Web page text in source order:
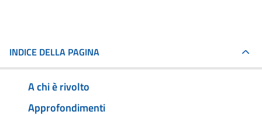
INDICE DELLA PAGINA
A chi è rivolto
Approfondimenti